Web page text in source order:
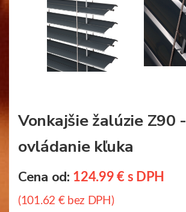
Vonkajšie žalúzie Z90 -
ovládanie kľuka
Cena od: 124.99 € s DPH
(101.62 € bez DPH)